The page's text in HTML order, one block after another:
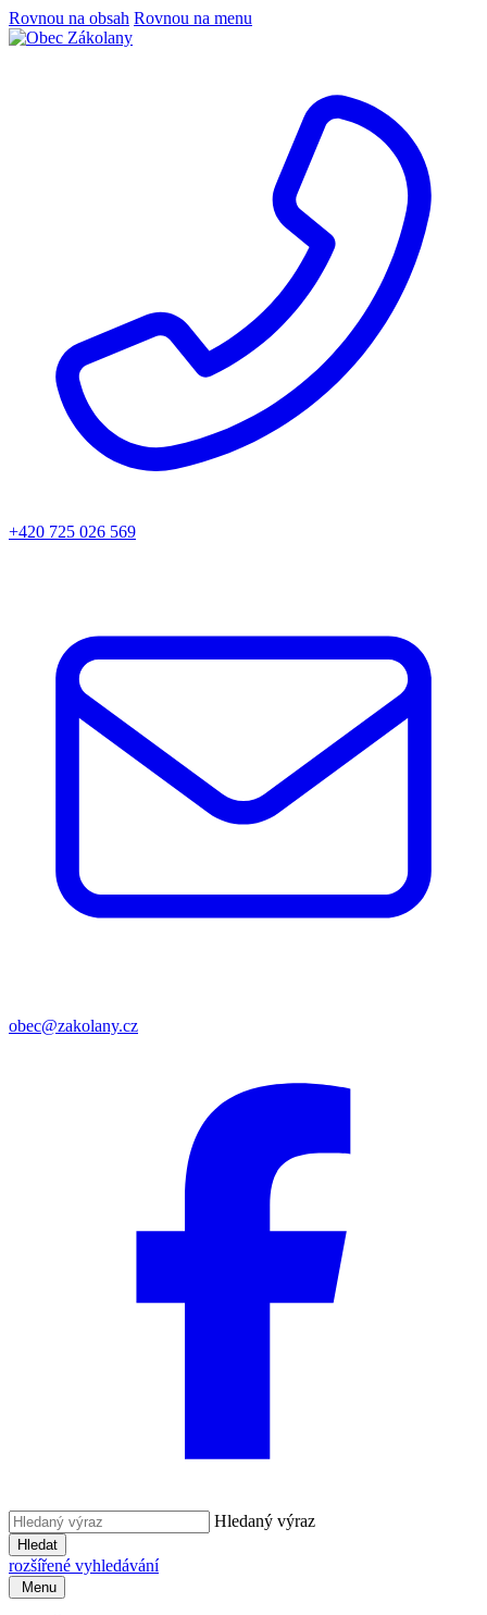
Rovnou na obsah Rovnou na menu
+420 725 026 569
obec@zakolany.cz
Hledaný výraz
Hledat
rozšířené vyhledávání
Menu